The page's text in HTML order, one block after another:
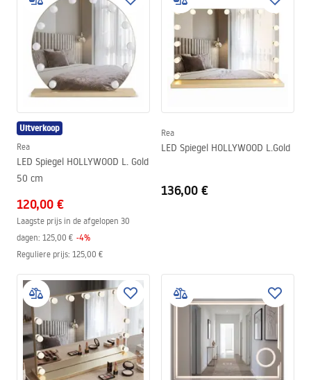
Uitverkoop
Rea
LED Spiegel HOLLYWOOD L. Gold
50 cm
120,00 €
Laagste prijs in de afgelopen 30
dagen: 125,00 € -4%
Reguliere prijs: 125,00 €
Rea
LED Spiegel HOLLYWOOD L.Gold
136,00 €